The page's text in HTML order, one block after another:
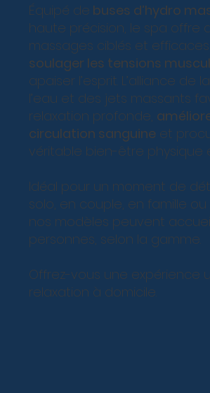
Équipé de buses d’hydro
haute précision, le spa offre
massages ciblés et
soulager les tensions
apaiser l’esprit. L’alliance de
l’eau et des jets massants
relaxation profonde,
circulation sanguine et
véritable bien-être physique
Idéal pour un moment de
solo, en couple, en famille
nos modèles peuvent
personnes, selon la gamme.
Offrez-vous une expérience
relaxation à domicile.